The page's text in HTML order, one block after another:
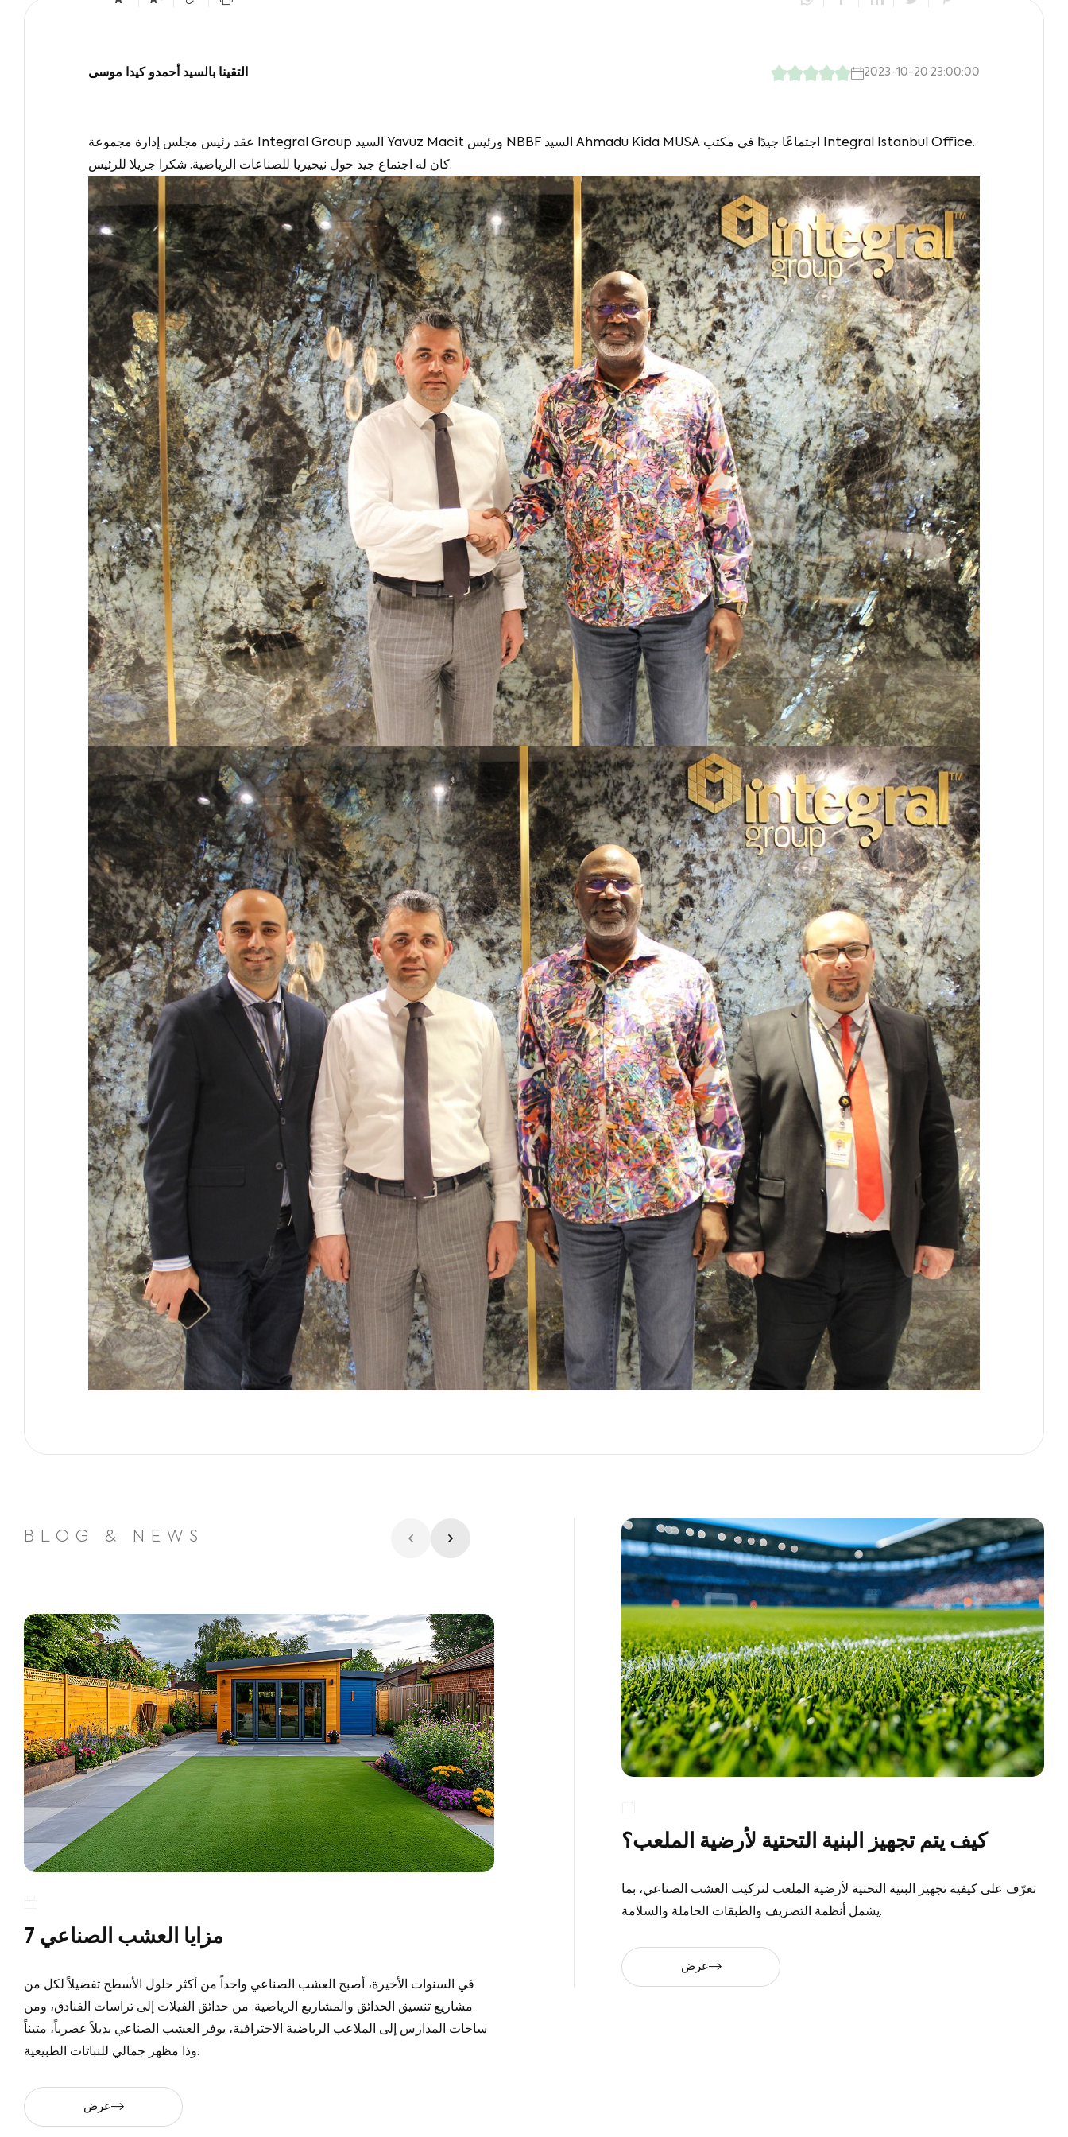
التقينا بالسيد أحمدو كيدا موسى 2023-10-20 23:00:00
عقد رئيس مجلس إدارة مجموعة Integral Group السيد Yavuz Macit ورئيس NBBF السيد Ahmadu Kida MUSA اجتماعًا جيدًا في مكتب Integral Istanbul Office.
كان له اجتماع جيد حول نيجيريا للصناعات الرياضية. شكرا جزيلا للرئيس.
BLOG & NEWS
7 مزايا العشب الصناعي
في السنوات الأخيرة، أصبح العشب الصناعي واحداً من أكثر حلول الأسطح تفضيلاً لكل من
مشاريع تنسيق الحدائق والمشاريع الرياضية. من حدائق الفيلات إلى تراسات الفنادق، ومن
ساحات المدارس إلى الملاعب الرياضية الاحترافية، يوفر العشب الصناعي بديلاً عصرياً، متيناً
وذا مظهر جمالي للنباتات الطبيعية.
عرض
كيف يتم تجهيز البنية التحتية لأرضية الملعب؟
تعرّف على كيفية تجهيز البنية التحتية لأرضية الملعب لتركيب العشب الصناعي، بما
يشمل أنظمة التصريف والطبقات الحاملة والسلامة.
عرض